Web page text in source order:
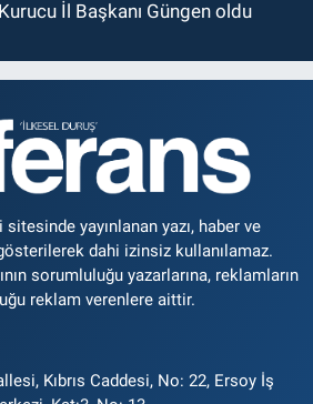
Kurucu İl Başkanı Güngen oldu
yayınlanan yazı, haber ve
dahi izinsiz kullanılamaz.
sorumluluğu yazarlarına, reklamların
reklam verenlere aittir.
Kıbrıs Caddesi, No: 22, Ersoy İş